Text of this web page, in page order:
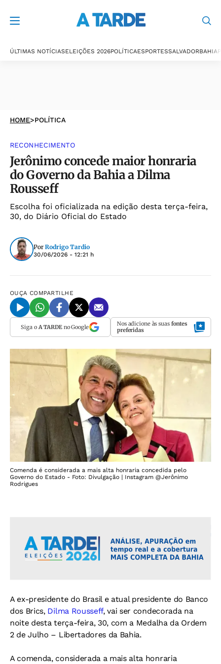
ÚLTIMAS NOTÍCIASELEIÇÕES 2026POLÍTICAESPORTESSALVADORBAHIA
HOME>POLÍTICA
RECONHECIMENTO
Jerônimo concede maior honraria
do Governo da Bahia a Dilma
Rousseff
Escolha foi oficializada na edição desta terça-feira,
30, do Diário Oficial do Estado
Por Rodrigo Tardio
30/06/2026 - 12:21 h
OUÇA COMPARTILHE
Siga o A TARDEno Google Nos adicione às suas fontes
preferidas
Comenda é considerada a mais alta honraria concedida pelo
Governo do Estado - Foto: Divulgação | Instagram @Jerônimo
Rodrigues
A ex-presidente do Brasil e atual presidente do Banco
dos Brics, Dilma Rousseff, vai ser condecorada na
noite desta terça-feira, 30, com a Medalha da Ordem
2 de Julho – Libertadores da Bahia.
A comenda, considerada a mais alta honraria